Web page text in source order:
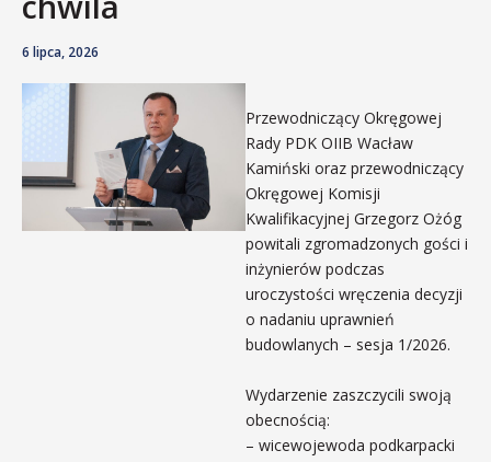
6 lipca, 2026
Przewodniczący Okręgowej
Rady PDK OIIB Wacław
Kamiński oraz przewodniczący
Okręgowej Komisji
Kwalifikacyjnej Grzegorz Ożóg
powitali zgromadzonych gości i
inżynierów podczas
uroczystości wręczenia decyzji
o nadaniu uprawnień
budowlanych – sesja 1/2026.
Wydarzenie zaszczycili swoją
obecnością:
– wicewojewoda podkarpacki